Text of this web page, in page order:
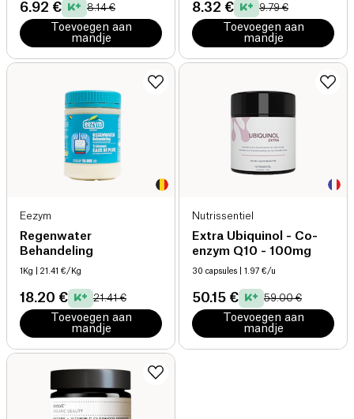
6.92 € 8.14 €
Toevoegen aan
mandje
8.32 € 9.79 €
Toevoegen aan
mandje
Eezym
Regenwater
Behandeling
1Kg | 21.41 €/Kg
18.20 € 21.41 €
Toevoegen aan
mandje
Nutrissentiel
Extra Ubiquinol - Co-
enzym Q10 - 100mg
30 capsules | 1.97 €/u
50.15 € 59.00 €
Toevoegen aan
mandje